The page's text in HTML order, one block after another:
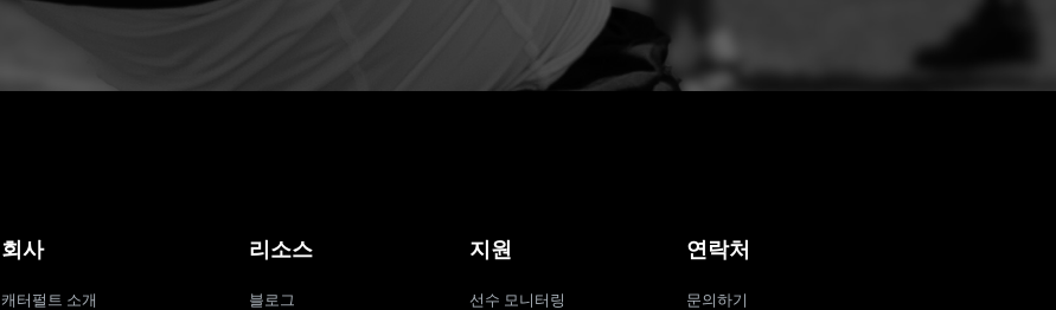
회사
캐터펄트 소개
리소스
블로그
지원
선수 모니터링
연락처
문의하기